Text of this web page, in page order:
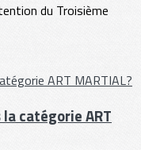
du Troisième
catégorie ART